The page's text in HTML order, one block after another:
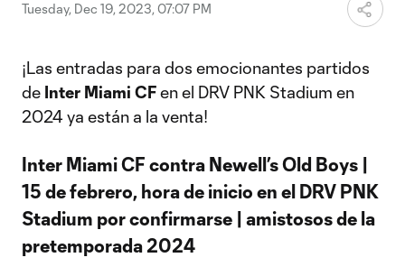
Tuesday, Dec 19, 2023, 07:07 PM
¡Las entradas para dos emocionantes partidos
de Inter Miami CFen el DRV PNK Stadium en
2024 ya están a la venta!
Inter Miami CF contra Newell’s Old Boys |
15 de febrero, hora de inicio en el DRV PNK
Stadium por confirmarse | amistosos de la
pretemporada 2024